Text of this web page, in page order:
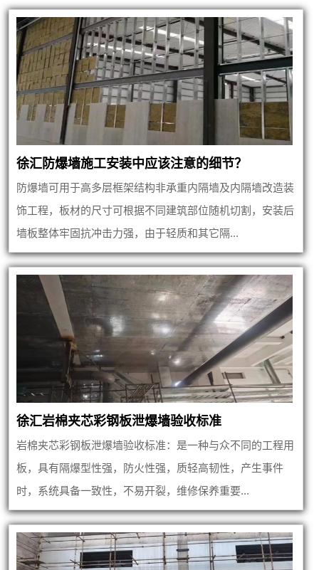
徐汇防爆墙施工安装中应该注意的细节？
防爆墙可用于高多层框架结构非承重内隔墙及内隔墙改造装
饰工程，板材的尺寸可根据不同建筑部位随机切割，安装后
墙板整体牢固抗冲击力强，由于轻质和其它隔...
徐汇岩棉夹芯彩钢板泄爆墙验收标准
岩棉夹芯彩钢板泄爆墙验收标准：是一种与众不同的工程用
板，具有隔爆型性强，防火性强，质轻高韧性，产生事件
时，系统具备一致性，不易开裂，维修保养重要...